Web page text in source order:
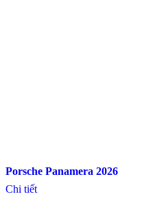
Porsche Panamera 2026
Chi tiết